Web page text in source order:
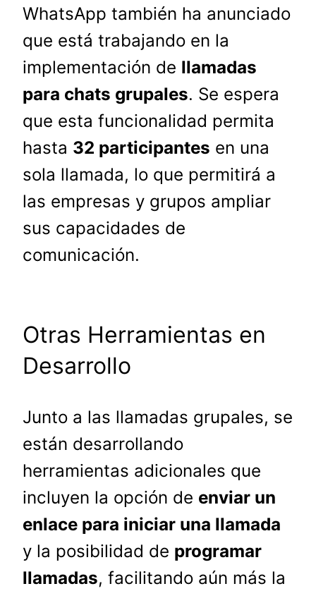
WhatsApp también ha anunciado
que está trabajando en la
implementación de llamadas
para chats grupales. Se espera
que esta funcionalidad permita
hasta 32 participantes en una
sola llamada, lo que permitirá a
las empresas y grupos ampliar
sus capacidades de
comunicación.
Otras Herramientas en
Desarrollo
Junto a las llamadas grupales, se
están desarrollando
herramientas adicionales que
incluyen la opción de enviar un
enlace para iniciar una llamada
y la posibilidad de programar
llamadas, facilitando aún más la